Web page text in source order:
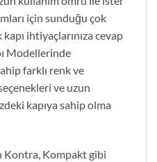
için sunduğu çok
ihtiyaçlarınıza cevap
Modellerinde
farklı renk ve
ve uzun
kapıya sahip olma
Kontra, Kompakt gibi